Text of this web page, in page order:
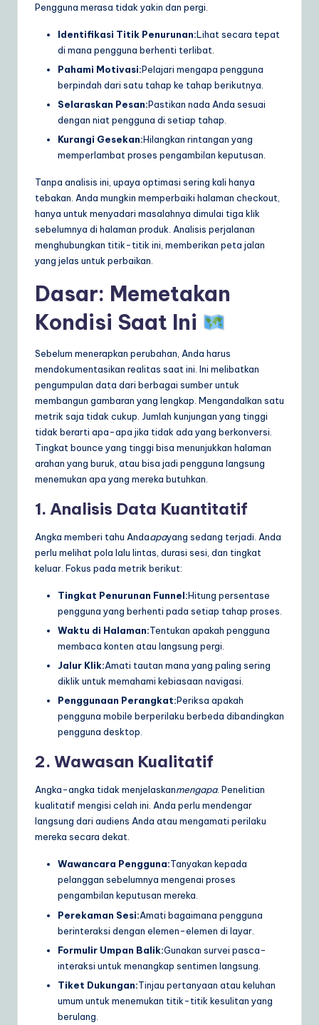
Pengguna merasa tidak yakin dan pergi.
Identifikasi Titik Penurunan:Lihat secara tepat
di mana pengguna berhenti terlibat.
Pahami Motivasi:Pelajari mengapa pengguna
berpindah dari satu tahap ke tahap berikutnya.
Selaraskan Pesan:Pastikan nada Anda sesuai
dengan niat pengguna di setiap tahap.
Kurangi Gesekan:Hilangkan rintangan yang
memperlambat proses pengambilan keputusan.
Tanpa analisis ini, upaya optimasi sering kali hanya
tebakan. Anda mungkin memperbaiki halaman checkout,
hanya untuk menyadari masalahnya dimulai tiga klik
sebelumnya di halaman produk. Analisis perjalanan
menghubungkan titik-titik ini, memberikan peta jalan
yang jelas untuk perbaikan.
Dasar: Memetakan
Kondisi Saat Ini
Sebelum menerapkan perubahan, Anda harus
mendokumentasikan realitas saat ini. Ini melibatkan
pengumpulan data dari berbagai sumber untuk
membangun gambaran yang lengkap. Mengandalkan satu
metrik saja tidak cukup. Jumlah kunjungan yang tinggi
tidak berarti apa-apa jika tidak ada yang berkonversi.
Tingkat bounce yang tinggi bisa menunjukkan halaman
arahan yang buruk, atau bisa jadi pengguna langsung
menemukan apa yang mereka butuhkan.
1. Analisis Data Kuantitatif
Angka memberi tahu Andaapayang sedang terjadi. Anda
perlu melihat pola lalu lintas, durasi sesi, dan tingkat
keluar. Fokus pada metrik berikut:
Tingkat Penurunan Funnel:Hitung persentase
pengguna yang berhenti pada setiap tahap proses.
Waktu di Halaman:Tentukan apakah pengguna
membaca konten atau langsung pergi.
Jalur Klik:Amati tautan mana yang paling sering
diklik untuk memahami kebiasaan navigasi.
Penggunaan Perangkat:Periksa apakah
pengguna mobile berperilaku berbeda dibandingkan
pengguna desktop.
2. Wawasan Kualitatif
Angka-angka tidak menjelaskanmengapa. Penelitian
kualitatif mengisi celah ini. Anda perlu mendengar
langsung dari audiens Anda atau mengamati perilaku
mereka secara dekat.
Wawancara Pengguna:Tanyakan kepada
pelanggan sebelumnya mengenai proses
pengambilan keputusan mereka.
Perekaman Sesi:Amati bagaimana pengguna
berinteraksi dengan elemen-elemen di layar.
Formulir Umpan Balik:Gunakan survei pasca-
interaksi untuk menangkap sentimen langsung.
Tiket Dukungan:Tinjau pertanyaan atau keluhan
umum untuk menemukan titik-titik kesulitan yang
berulang.